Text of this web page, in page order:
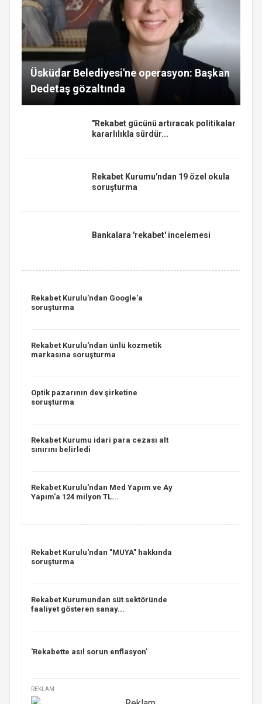
Üsküdar Belediyesi'ne operasyon: Başkan
Dedetaş gözaltında
"Rekabet gücünü artıracak politikalar
kararlılıkla sürdür...
Rekabet Kurumu'ndan 19 özel okula
soruşturma
Bankalara 'rekabet' incelemesi
Rekabet Kurulu'ndan Google'a
soruşturma
Rekabet Kurulu'ndan ünlü kozmetik
markasına soruşturma
Optik pazarının dev şirketine
soruşturma
Rekabet Kurumu idari para cezası alt
sınırını belirledi
Rekabet Kurulu'ndan Med Yapım ve Ay
Yapım'a 124 milyon TL...
Rekabet Kurulu'ndan "MUYA" hakkında
soruşturma
Rekabet Kurumundan süt sektöründe
faaliyet gösteren sanay...
'Rekabette asıl sorun enflasyon'
REKLAM